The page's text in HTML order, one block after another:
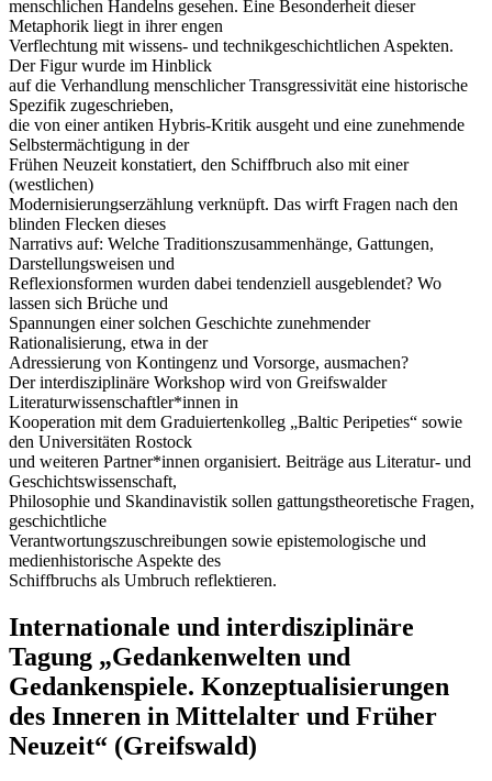
menschlichen Handelns gesehen. Eine Besonderheit dieser
Metaphorik liegt in ihrer engen
Verflechtung mit wissens- und technikgeschichtlichen Aspekten.
Der Figur wurde im Hinblick
auf die Verhandlung menschlicher Transgressivität eine historische
Spezifik zugeschrieben,
die von einer antiken Hybris-Kritik ausgeht und eine zunehmende
Selbstermächtigung in der
Frühen Neuzeit konstatiert, den Schiffbruch also mit einer
(westlichen)
Modernisierungserzählung verknüpft. Das wirft Fragen nach den
blinden Flecken dieses
Narrativs auf: Welche Traditionszusammenhänge, Gattungen,
Darstellungsweisen und
Reflexionsformen wurden dabei tendenziell ausgeblendet? Wo
lassen sich Brüche und
Spannungen einer solchen Geschichte zunehmender
Rationalisierung, etwa in der
Adressierung von Kontingenz und Vorsorge, ausmachen?
Der interdisziplinäre Workshop wird von Greifswalder
Literaturwissenschaftler*innen in
Kooperation mit dem Graduiertenkolleg „Baltic Peripeties“ sowie
den Universitäten Rostock
und weiteren Partner*innen organisiert. Beiträge aus Literatur- und
Geschichtswissenschaft,
Philosophie und Skandinavistik sollen gattungstheoretische Fragen,
geschichtliche
Verantwortungszuschreibungen sowie epistemologische und
medienhistorische Aspekte des
Schiffbruchs als Umbruch reflektieren.
Internationale und interdisziplinäre
Tagung „Gedankenwelten und
Gedankenspiele. Konzeptualisierungen
des Inneren in Mittelalter und Früher
Neuzeit“ (Greifswald)